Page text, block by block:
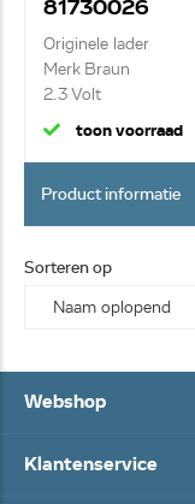
81730026
Originele lader
Merk Braun
2.3 Volt
toon voorraad
Product informatie
Sorteren op
Webshop
Klantenservice